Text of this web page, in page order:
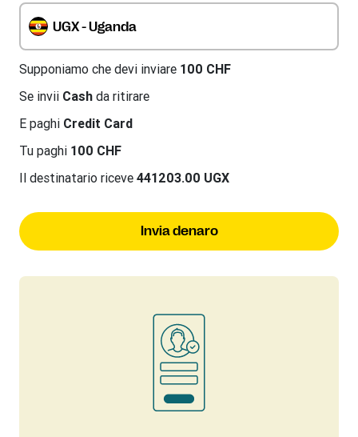
UGX - Uganda
Supponiamo che devi inviare 100 CHF
Se invii Cash da ritirare
E paghi Credit Card
Tu paghi 100 CHF
Il destinatario riceve 441203.00 UGX
Invia denaro